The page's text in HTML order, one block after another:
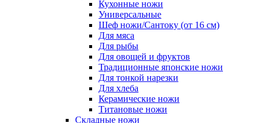
Кухонные ножи
Универсальные
Шеф ножи/Сантоку (от 16 см)
Для мяса
Для рыбы
Для овощей и фруктов
Традиционные японские ножи
Для тонкой нарезки
Для хлеба
Керамические ножи
Титановые ножи
Складные ножи